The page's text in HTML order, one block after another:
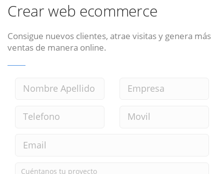
Crear web ecommerce
Consigue nuevos clientes, atrae visitas y genera más
ventas de manera online.